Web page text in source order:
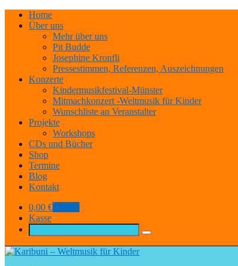
Home
Über uns
Mehr über uns
Pit Budde
Josephine Kronfli
Pressestimmen, Referenzen, Auszeichnungen
Konzerte
Kindermusikfestival-Münster
Mitmachkonzert -Weltmusik für Kinder
Wunschliste an Veranstalter
Projekte
Workshops
CDs und Bücher
Shop
Termine
Blog
Kontakt
0,00 €
Kasse